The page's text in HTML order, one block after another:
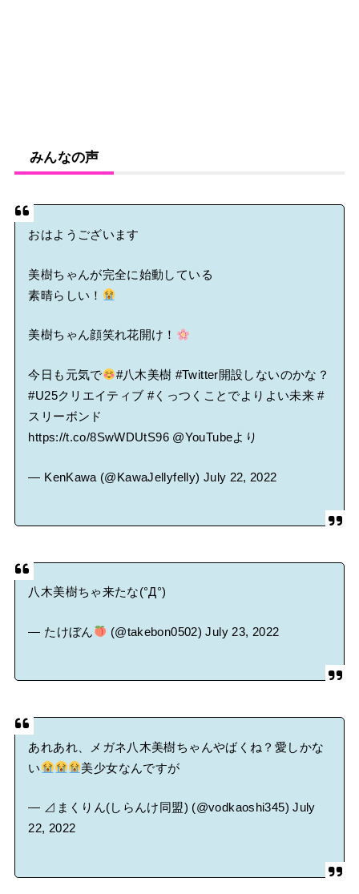
みんなの声
おはようございます
美樹ちゃんが完全に始動している
素晴らしい！
美樹ちゃん顔笑れ花開け！
今日も元気で #八木美樹 #Twitter開設しないのかな ？
#U25クリエイティブ #くっつくことでよりよい未来 #
スリーボンド
https://t.co/8SwWDUtS96 @YouTubeより
— KenKawa (@KawaJellyfelly) July 22, 2022
八木美樹ちゃ来たな(°Д°)
— たけぼん (@takebon0502)July 23, 2022
あれあれ、メガネ八木美樹ちゃんやばくね？愛しかな
い
美少女なんですが
— ⊿まくりん(しらんけ同盟) (@vodkaoshi345)July
22, 2022